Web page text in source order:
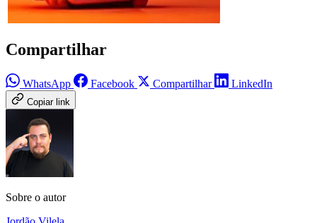
Compartilhar
WhatsApp Facebook Compartilhar LinkedIn
Copiar link
Sobre o autor